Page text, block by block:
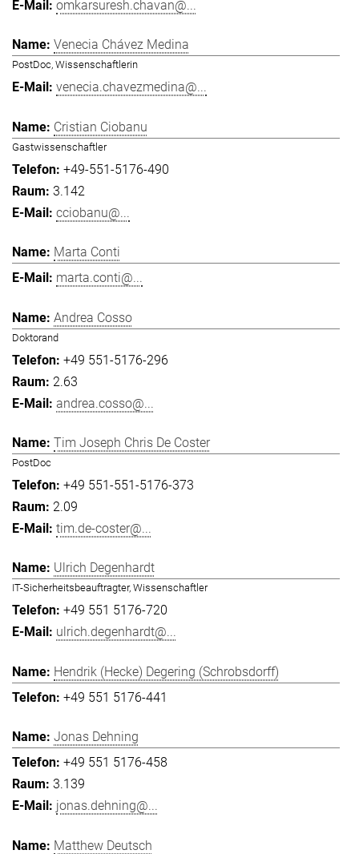
omkarsuresh.chavan@...
Venecia Chávez Medina
PostDoc, Wissenschaftlerin
venecia.chavezmedina@...
Cristian Ciobanu
Gastwissenschaftler
+49-551-5176-490
3.142
cciobanu@...
Marta Conti
marta.conti@...
Andrea Cosso
Doktorand
+49 551-5176-296
2.63
andrea.cosso@...
Tim Joseph Chris De Coster
PostDoc
+49 551-551-5176-373
2.09
tim.de-coster@...
Ulrich Degenhardt
IT-Sicherheitsbeauftragter, Wissenschaftler
+49 551 5176-720
ulrich.degenhardt@...
Hendrik (Hecke) Degering (Schrobsdorff)
+49 551 5176-441
Jonas Dehning
+49 551 5176-458
3.139
jonas.dehning@...
Matthew Deutsch